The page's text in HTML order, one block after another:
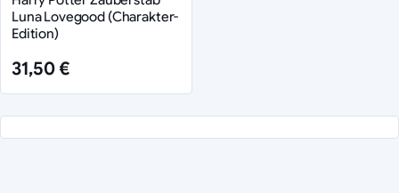
Luna Lovegood (Charakter-
Edition)
31,50 €